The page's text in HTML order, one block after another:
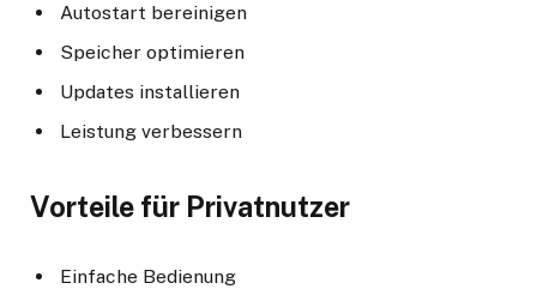
Autostart bereinigen
Speicher optimieren
Updates installieren
Leistung verbessern
Vorteile für Privatnutzer
Einfache Bedienung